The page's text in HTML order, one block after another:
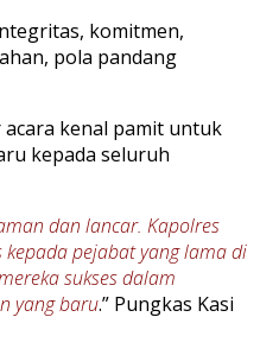
komitmen,
pola pandang
kenal pamit untuk
kepada seluruh
dan lancar. Kapolres
pejabat yang lama di
sukses dalam
yang baru.” Pungkas Kasi